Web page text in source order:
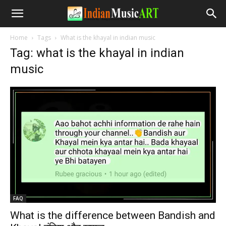
Home Tags What is the khayal in indian music
Tag: what is the khayal in indian
music
FAQ
What is the difference between Bandish and